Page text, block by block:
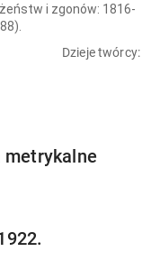
i zgonów: 1816-
Dzieje twórcy:
metrykalne